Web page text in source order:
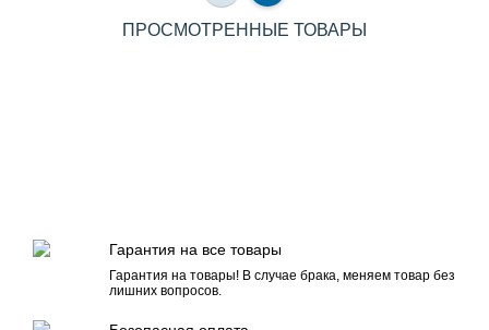
ПРОСМОТРЕННЫЕ ТОВАРЫ
Гарантия на все товары
Гарантия на товары! В случае брака, меняем товар без
лишних вопросов.